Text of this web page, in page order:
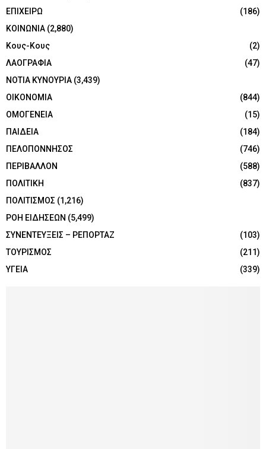
ΕΠΙΧΕΙΡΩ
(186)
ΚΟΙΝΩΝΙΑ (2,880)
Κους-Κους
(2)
ΛΑΟΓΡΑΦΙΑ
(47)
ΝΟΤΙΑ ΚΥΝΟΥΡΙΑ (3,439)
ΟΙΚΟΝΟΜΙΑ
(844)
ΟΜΟΓΕΝΕΙΑ
(15)
ΠΑΙΔΕΙΑ
(184)
ΠΕΛΟΠΟΝΝΗΣΟΣ
(746)
ΠΕΡΙΒΑΛΛΟΝ
(588)
ΠΟΛΙΤΙΚΗ
(837)
ΠΟΛΙΤΙΣΜΟΣ (1,216)
ΡΟΗ ΕΙΔΗΣΕΩΝ (5,499)
ΣΥΝΕΝΤΕΥΞΕΙΣ – ΡΕΠΟΡΤΑΖ
(103)
ΤΟΥΡΙΣΜΟΣ
(211)
ΥΓΕΙΑ
(339)